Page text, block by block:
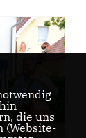
die uns
(Website-